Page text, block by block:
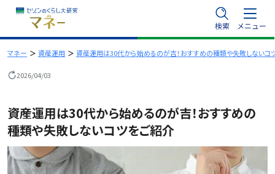
容
を
プ
検索 メニュー
マネー 資産運用 資産運用は30代から始めるのが吉！おすすめの種類や失敗しないコ
2026/04/03
資産運用は30代から始めるのが吉！おすすめの
種類や失敗しないコツをご紹介